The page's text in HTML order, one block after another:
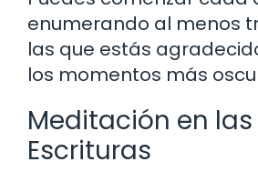
enumerando al menos
las que estás
los momentos más
Meditación en las
Escrituras